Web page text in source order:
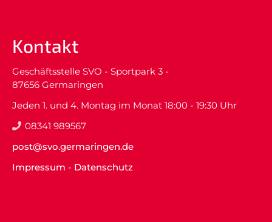
Kontakt
Geschäftsstelle SVO - Sportpark 3 -
87656 Germaringen
Jeden 1. und 4. Montag im Monat 18:00 - 19:30 Uhr
08341 989567
post@svo.germaringen.de
Impressum - Datenschutz